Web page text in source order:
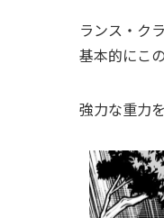
ランス・ク
基本的にこ
強力な重力